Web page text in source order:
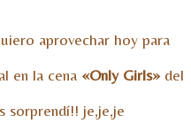
aprovechar hoy para
en la cena «Only Girls»del
sorprendí!! je,je,je